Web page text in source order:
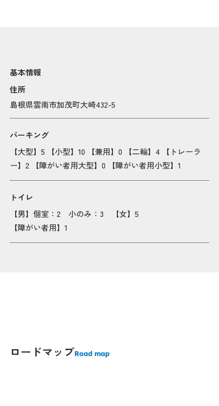
基本情報
住所
島根県雲南市加茂町大崎432-5
パーキング
【大型】5 【小型】10 【兼用】0 【二輪】4 【トレーラ
ー】2 【障がい者用大型】0 【障がい者用小型】1
トイレ
【男】個室：2 小のみ：3 【女】5
【障がい者用】1
Road map
ロードマップ